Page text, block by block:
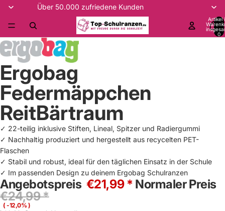
Über 50.000 zufriedene Kunden
Artikel
0
Ergobag
Federmäppchen
ReitBärtraum
✓ 22-teilig inklusive Stiften, Lineal, Spitzer und Radiergummi
✓ Nachhaltig produziert und hergestellt aus recycelten PET-
Flaschen
✓ Stabil und robust, ideal für den täglichen Einsatz in der Schule
✓ Im passenden Design zu deinem Ergobag Schulranzen
Angebotspreis €21,99 * Normaler Preis
€24,99 *
( -12,0% )